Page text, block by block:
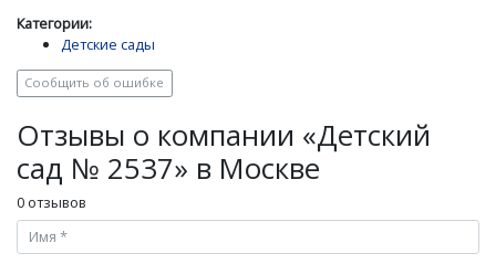
Категории:
Детские сады
Сообщить об ошибке
Отзывы о компании «Детский
сад № 2537» в Москве
0 отзывов